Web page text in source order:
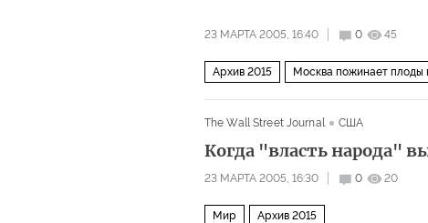
23 МАРТА 2005, 16:40 0 45
Архив 2015 Москва пожинает плоды
The Wall Street Journal США
Когда "власть народа"
23 МАРТА 2005, 16:30 0 20
Мир Архив 2015